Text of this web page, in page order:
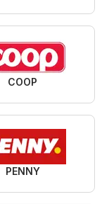
COOP
PENNY